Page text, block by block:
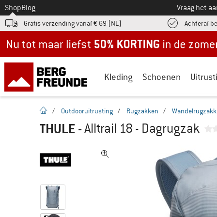
Naar
ShopBlog Vraag het
Gratis verzending vanaf € 69 (NL) Achteraf
Kleding Schoenen
Startpagina
/ Outdooruitrusting / Rugzakken /
THULE -Alltrail 18 - Dagrugzak